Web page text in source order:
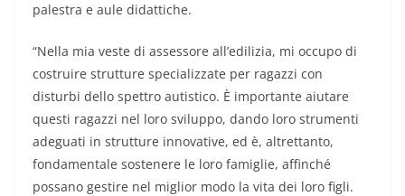
palestra e aule didattiche.
“Nella mia veste di assessore all’edilizia, mi occupo di
costruire strutture specializzate per ragazzi con
disturbi dello spettro autistico. È importante aiutare
questi ragazzi nel loro sviluppo, dando loro strumenti
adeguati in strutture innovative, ed è, altrettanto,
fondamentale sostenere le loro famiglie, affinché
possano gestire nel miglior modo la vita dei loro figli.